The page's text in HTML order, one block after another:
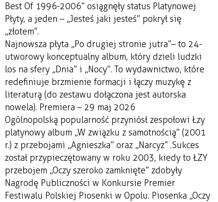
Best Of 1996-2006” osiągnęły status Platynowej
Płyty, a jeden – „Jesteś jaki jesteś” pokrył się
„złotem”.
Najnowsza płyta „Po drugiej stronie jutra”– to 24-
utworowy konceptualny album, który dzieli ludzki
los na sfery „Dnia” i „Nocy”. To wydawnictwo, które
redefiniuje brzmienie formacji i łączy muzykę z
literaturą (do zestawu dołączona jest autorska
nowela). Premiera – 29 maj 2026
Ogólnopolską popularność przyniósł zespołowi Łzy
platynowy album „W związku z samotnością” (2001
r.) z przebojami „Agnieszka” oraz „Narcyz” .Sukces
został przypieczętowany w roku 2003, kiedy to ŁZY
przebojem „Oczy szeroko zamknięte” zdobyły
Nagrodę Publiczności w Konkursie Premier
Festiwalu Polskiej Piosenki w Opolu. Piosenka „Oczy